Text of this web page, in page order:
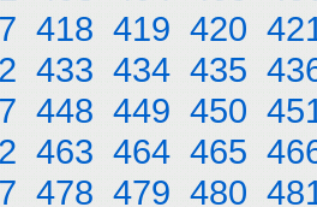
418 419 420
433 434 435
448 449 450
463 464 465
478 479 480